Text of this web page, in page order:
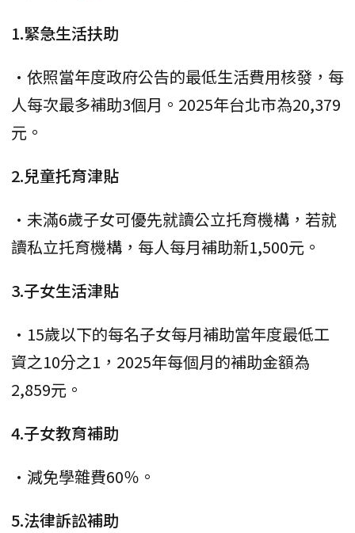
1.緊急生活扶助
•依照當年度政府公告的最低生活費用核發，每
人每次最多補助3個月。2025年台北市為20,379
元。
2.兒童托育津貼
•未滿6歲子女可優先就讀公立托育機構，若就
讀私立托育機構，每人每月補助新1,500元。
3.子女生活津貼
•15歲以下的每名子女每月補助當年度最低工
資之10分之1，2025年每個月的補助金額為
2,859元。
4.子女教育補助
•減免學雜費60％。
5.法律訴訟補助